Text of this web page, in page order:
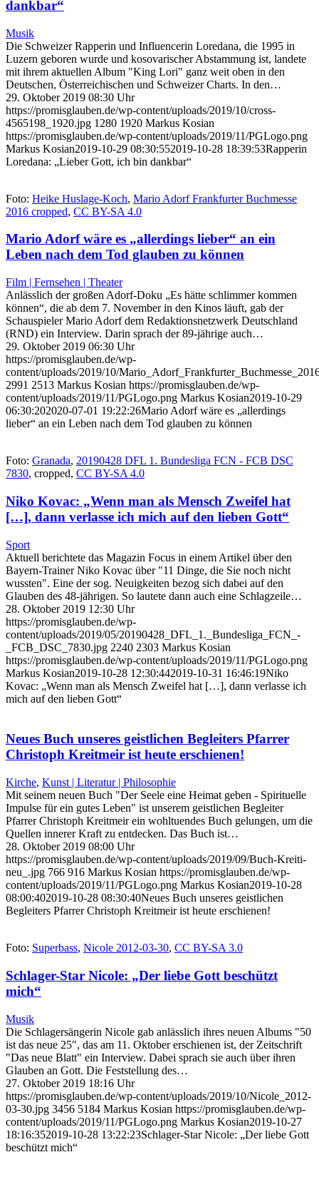
dankbar“
Musik
Die Schweizer Rapperin und Influencerin Loredana, die 1995 in
Luzern geboren wurde und kosovarischer Abstammung ist, landete
mit ihrem aktuellen Album "King Lori" ganz weit oben in den
Deutschen, Österreichischen und Schweizer Charts. In den…
29. Oktober 2019 08:30 Uhr
https://promisglauben.de/wp-content/uploads/2019/10/cross-
4565198_1920.jpg 1280 1920 Markus Kosian
https://promisglauben.de/wp-content/uploads/2019/11/PGLogo.png
Markus Kosian2019-10-29 08:30:552019-10-28 18:39:53Rapperin
Loredana: „Lieber Gott, ich bin dankbar“
Foto: Heike Huslage-Koch, Mario Adorf Frankfurter Buchmesse
2016 cropped, CC BY-SA 4.0
Mario Adorf wäre es „allerdings lieber“ an ein
Leben nach dem Tod glauben zu können
Film | Fernsehen | Theater
Anlässlich der großen Adorf-Doku „Es hätte schlimmer kommen
können“, die ab dem 7. November in den Kinos läuft, gab der
Schauspieler Mario Adorf dem Redaktionsnetzwerk Deutschland
(RND) ein Interview. Darin sprach der 89-jährige auch…
29. Oktober 2019 06:30 Uhr
https://promisglauben.de/wp-
content/uploads/2019/10/
2991 2513 Markus Kosian https://promisglauben.de/wp-
content/uploads/2019/11/PGLogo.png Markus Kosian2019-10-29
06:30:202020-07-01 19:22:26Mario Adorf wäre es „allerdings
lieber“ an ein Leben nach dem Tod glauben zu können
Foto: Granada, 20190428 DFL 1. Bundesliga FCN - FCB DSC
7830, cropped, CC BY-SA 4.0
Niko Kovac: „Wenn man als Mensch Zweifel hat
[…], dann verlasse ich mich auf den lieben Gott“
Sport
Aktuell berichtete das Magazin Focus in einem Artikel über den
Bayern-Trainer Niko Kovac über "11 Dinge, die Sie noch nicht
wussten". Eine der sog. Neuigkeiten bezog sich dabei auf den
Glauben des 48-jährigen. So lautete dann auch eine Schlagzeile…
28. Oktober 2019 12:30 Uhr
https://promisglauben.de/wp-
content/uploads/2019/05/20190428_DFL_1._Bundesliga_FCN_-
_FCB_DSC_7830.jpg 2240 2303 Markus Kosian
https://promisglauben.de/wp-content/uploads/2019/11/PGLogo.png
Markus Kosian2019-10-28 12:30:442019-10-31 16:46:19Niko
Kovac: „Wenn man als Mensch Zweifel hat […], dann verlasse ich
mich auf den lieben Gott“
Neues Buch unseres geistlichen Begleiters Pfarrer
Christoph Kreitmeir ist heute erschienen!
Kirche, Kunst | Literatur | Philosophie
Mit seinem neuen Buch "Der Seele eine Heimat geben - Spirituelle
Impulse für ein gutes Leben" ist unserem geistlichen Begleiter
Pfarrer Christoph Kreitmeir ein wohltuendes Buch gelungen, um die
Quellen innerer Kraft zu entdecken. Das Buch ist…
28. Oktober 2019 08:00 Uhr
https://promisglauben.de/wp-content/uploads/2019/09/Buch-Kreiti-
neu_.jpg 766 916 Markus Kosian https://promisglauben.de/wp-
content/uploads/2019/11/PGLogo.png Markus Kosian2019-10-28
08:00:402019-10-28 08:30:40Neues Buch unseres geistlichen
Begleiters Pfarrer Christoph Kreitmeir ist heute erschienen!
Foto: Superbass, Nicole 2012-03-30, CC BY-SA 3.0
Schlager-Star Nicole: „Der liebe Gott beschützt
mich“
Musik
Die Schlagersängerin Nicole gab anlässlich ihres neuen Albums "50
ist das neue 25", das am 11. Oktober erschienen ist, der Zeitschrift
"Das neue Blatt" ein Interview. Dabei sprach sie auch über ihren
Glauben an Gott. Die Feststellung des…
27. Oktober 2019 18:16 Uhr
https://promisglauben.de/wp-content/uploads/2019/10/Nicole_2012-
03-30.jpg 3456 5184 Markus Kosian https://promisglauben.de/wp-
content/uploads/2019/11/PGLogo.png Markus Kosian2019-10-27
18:16:352019-10-28 13:22:23Schlager-Star Nicole: „Der liebe Gott
beschützt mich“